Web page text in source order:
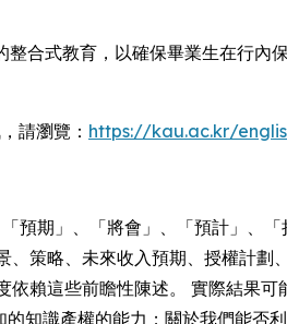
合式教育，以確保畢業生在行內
請瀏覽： https://kau.ac.kr/
預期」、「將會」、「預計」、
策略、未來收入預期、授權計劃
賴這些前瞻性陳述。 實際結果可
知識產權的能力；關於我們能否